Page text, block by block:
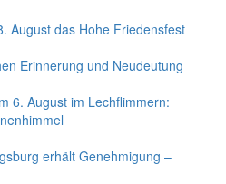
August das Hohe Friedensfest
Erinnerung und Neudeutung
6. August im Lech­flim­mern:
erhält Genehmigung –